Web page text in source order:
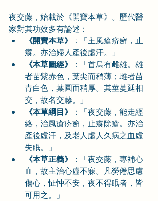
夜交藤，始載於《開寶本草》。歷代醫
家對其功效多有論述：
《開寶本草》
：「主風瘡疥癬，止
癢。亦治婦人產後虛汗。」
《本草圖經》
：「首烏有雌雄。雄
者苗紫赤色，葉尖而稍薄；雌者苗
青白色，葉圓而稍厚。其莖蔓延相
交，故名交藤。」
《本草綱目》
：「夜交藤，能走經
絡，治風瘡疥癬，止癢除瘡。亦治
產後虛汗，及老人虛人久病之血虛
失眠。」
《本草正義》
：「夜交藤，專補心
血，故主治心虛不寐。凡勞倦思慮
傷心，怔忡不安，夜不得眠者，皆
可用之。」